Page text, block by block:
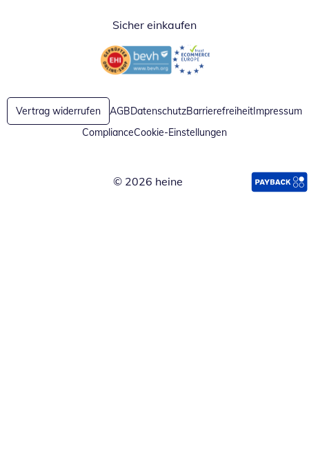
Sicher einkaufen
Öffnet in neuem FensterÖffnet in neuem Fenster
Vertrag widerrufen AGBDatenschutzBarrierefreiheitImpressum
ComplianceCookie-Einstellungen
© 2026 heine